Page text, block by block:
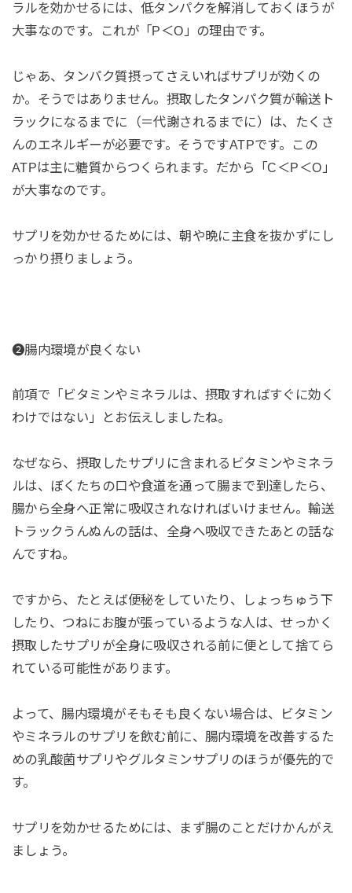
ラルを効かせるには、低タンパクを解消しておくほうが
大事なのです。これが「P＜O」の理由です。
じゃあ、タンパク質摂ってさえいればサプリが効くの
か。そうではありません。摂取したタンパク質が輸送ト
ラックになるまでに（＝代謝されるまでに）は、たくさ
んのエネルギーが必要です。そうですATPです。この
ATPは主に糖質からつくられます。だから「C＜P＜O」
が大事なのです。
サプリを効かせるためには、朝や晩に主食を抜かずにし
っかり摂りましょう。
❷腸内環境が良くない
前項で「ビタミンやミネラルは、摂取すればすぐに効く
わけではない」とお伝えしましたね。
なぜなら、摂取したサプリに含まれるビタミンやミネラ
ルは、ぼくたちの口や食道を通って腸まで到達したら、
腸から全身へ正常に吸収されなければいけません。輸送
トラックうんぬんの話は、全身へ吸収できたあとの話な
んですね。
ですから、たとえば便秘をしていたり、しょっちゅう下
したり、つねにお腹が張っているような人は、せっかく
摂取したサプリが全身に吸収される前に便として捨てら
れている可能性があります。
よって、腸内環境がそもそも良くない場合は、ビタミン
やミネラルのサプリを飲む前に、腸内環境を改善するた
めの乳酸菌サプリやグルタミンサプリのほうが優先的で
す。
サプリを効かせるためには、まず腸のことだけかんがえ
ましょう。